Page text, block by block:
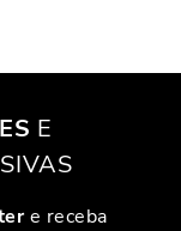
E
e receba